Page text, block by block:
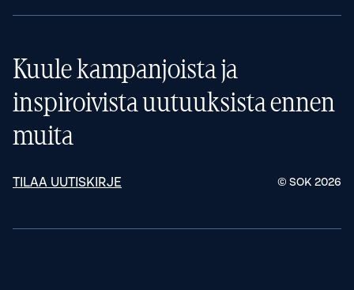
Kuule kampanjoista ja
inspiroivista uutuuksista ennen
muita
TILAA UUTISKIRJE © SOK 2026